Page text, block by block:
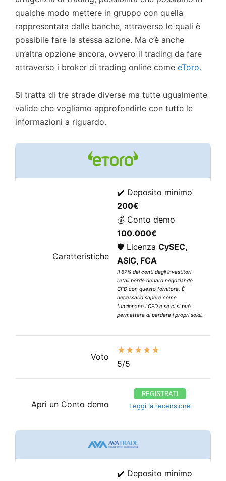
qualche modo mettere in gruppo con quella
rappresentata dalle banche, attraverso le quali è
possibile fare la stessa azione. Ma c’è anche
un’altra opzione ancora, ovvero il trading da fare
attraverso i broker di trading online come eToro.
Si tratta di tre strade diverse ma tutte ugualmente
valide che vogliamo approfondirle con tutte le
informazioni a riguardo.
Caratteristiche
✔️ Deposito minimo
200€
💰 Conto demo
100.000€
🛡️ Licenza CySEC,
ASIC, FCA
Il 67% dei conti degli investitori
retail perde denaro negoziando
CFD con questo fornitore. È
necessario sapere come
funzionano i CFD e se ci si può
permettere di perdere i propri soldi.
Voto
★★★★★
5/5
Apri un Conto demo
REGISTRATI
Leggi la recensione
✔️ Deposito minimo